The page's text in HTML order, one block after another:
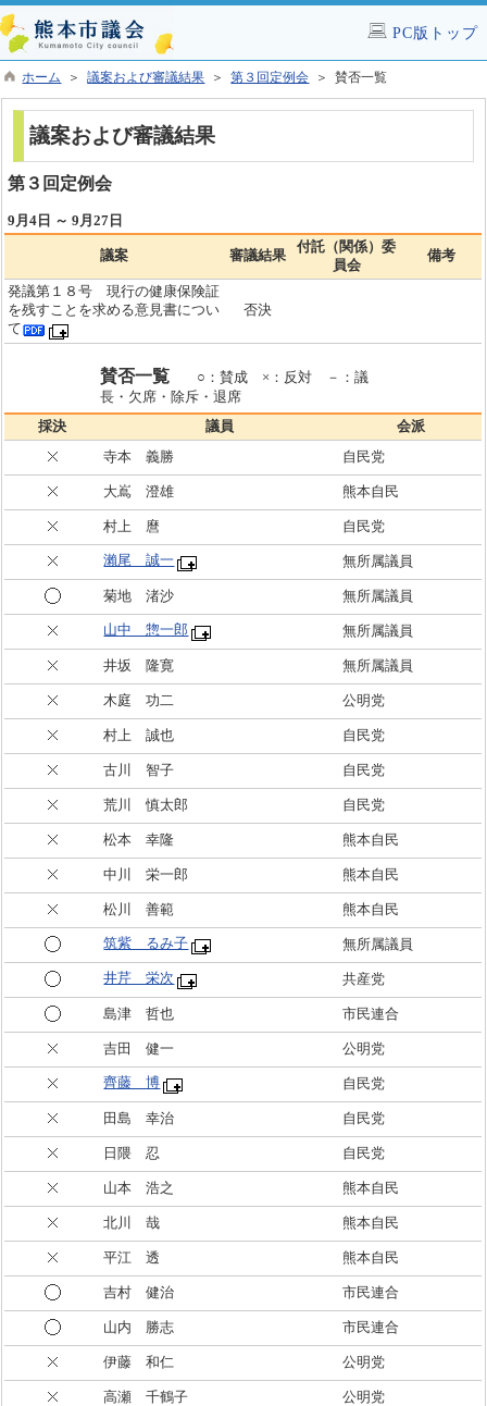
PC版トップ
ホーム ＞議案および審議結果 ＞第３回定例会 ＞ 賛否一覧
議案および審議結果
第３回定例会
9月4日 ～ 9月27日
議案 審議結果
付託（関係）委
員会
備考
発議第１８号 現行の健康保険証
を残すことを求める意見書につい
て
否決
賛否一覧
○：賛成 ×：反対 －：議
長・欠席・除斥・退席
採決 議員
会派
寺本 義勝
自民党
大嶌 澄雄 熊本自民
村上 麿 自民党
瀨尾 誠一 無所属議員
菊地 渚沙 無所属議員
山中 惣一郎 無所属議員
井坂 隆寛 無所属議員
木庭 功二 公明党
村上 誠也 自民党
古川 智子 自民党
荒川 慎太郎 自民党
松本 幸隆 熊本自民
中川 栄一郎 熊本自民
松川 善範 熊本自民
筑紫 るみ子 無所属議員
井芹 栄次 共産党
島津 哲也 市民連合
吉田 健一 公明党
齊藤 博 自民党
田島 幸治 自民党
日隈 忍 自民党
山本 浩之 熊本自民
北川 哉 熊本自民
平江 透 熊本自民
吉村 健治 市民連合
山内 勝志 市民連合
伊藤 和仁 公明党
高瀬 千鶴子 公明党